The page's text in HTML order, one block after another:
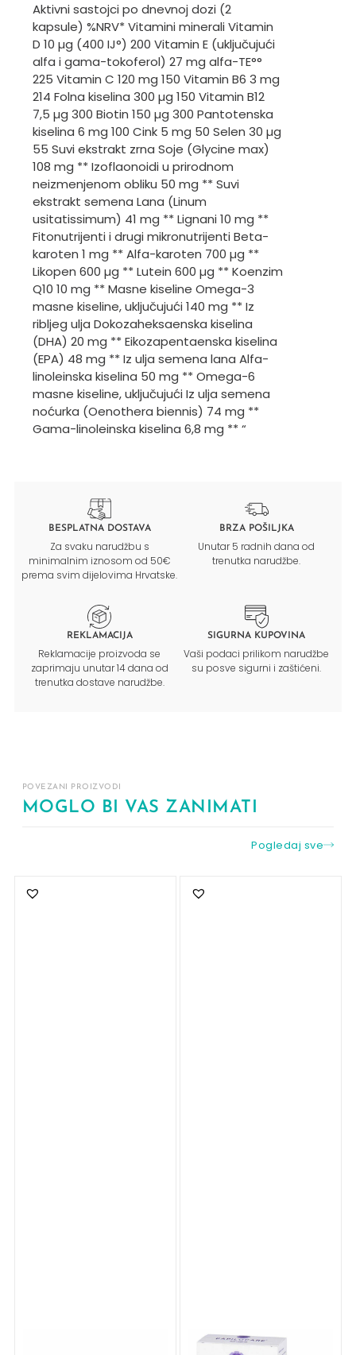
Aktivni sastojci po dnevnoj dozi (2
kapsule) %NRV* Vitamini minerali Vitamin
D 10 µg (400 IJ°) 200 Vitamin E (uključujući
alfa i gama-tokoferol) 27 mg alfa-TE°°
225 Vitamin C 120 mg 150 Vitamin B6 3 mg
214 Folna kiselina 300 µg 150 Vitamin B12
7,5 µg 300 Biotin 150 µg 300 Pantotenska
kiselina 6 mg 100 Cink 5 mg 50 Selen 30 µg
55 Suvi ekstrakt zrna Soje (Glycine max)
108 mg ** Izoflaonoidi u prirodnom
neizmenjenom obliku 50 mg ** Suvi
ekstrakt semena Lana (Linum
usitatissimum) 41 mg ** Lignani 10 mg **
Fitonutrijenti i drugi mikronutrijenti Beta-
karoten 1 mg ** Alfa-karoten 700 µg **
Likopen 600 µg ** Lutein 600 µg ** Koenzim
Q10 10 mg ** Masne kiseline Omega-3
masne kiseline, uključujući 140 mg ** Iz
ribljeg ulja Dokozaheksaenska kiselina
(DHA) 20 mg ** Eikozapentaenska kiselina
(EPA) 48 mg ** Iz ulja semena lana Alfa-
linoleinska kiselina 50 mg ** Omega-6
masne kiseline, uključujući Iz ulja semena
noćurka (Oenothera biennis) 74 mg **
Gama-linoleinska kiselina 6,8 mg ** “
BESPLATNA DOSTAVA
Za svaku narudžbu s
minimalnim iznosom od 50€
prema svim dijelovima Hrvatske.
BRZA POŠILJKA
Unutar 5 radnih dana od
trenutka narudžbe.
REKLAMACIJA
Reklamacije proizvoda se
zaprimaju unutar 14 dana od
trenutka dostave narudžbe.
SIGURNA KUPOVINA
Vaši podaci prilikom narudžbe
su posve sigurni i zaštićeni.
POVEZANI PROIZVODI
MOGLO BI VAS ZANIMATI
Pogledaj sve